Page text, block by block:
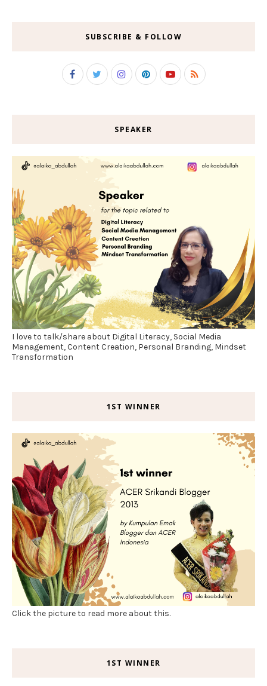
SUBSCRIBE & FOLLOW
SPEAKER
I love to talk/share about Digital Literacy, Social Media
Management, Content Creation, Personal Branding, Mindset
Transformation
1ST WINNER
Click the picture to read more about this.
1ST WINNER